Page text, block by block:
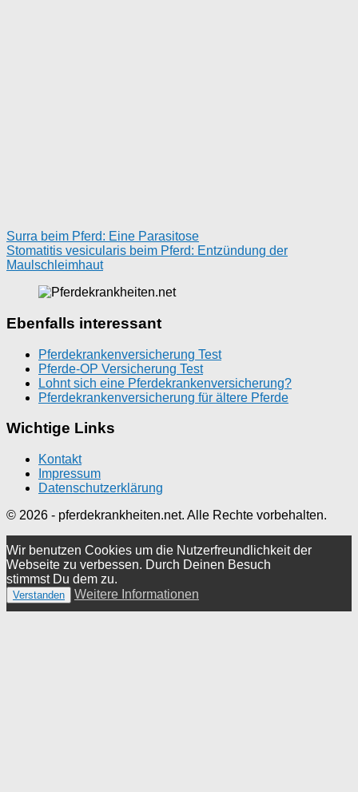
Surra beim Pferd: Eine Parasitose
Stomatitis vesicularis beim Pferd: Entzündung der
Maulschleimhaut
Ebenfalls interessant
Pferdekrankenversicherung Test
Pferde-OP Versicherung Test
Lohnt sich eine Pferdekrankenversicherung?
Pferdekrankenversicherung für ältere Pferde
Wichtige Links
Kontakt
Impressum
Datenschutzerklärung
© 2026 - pferdekrankheiten.net. Alle Rechte vorbehalten.
Wir benutzen Cookies um die Nutzerfreundlichkeit der
Webseite zu verbessen. Durch Deinen Besuch
stimmst Du dem zu.
Verstanden Weitere Informationen